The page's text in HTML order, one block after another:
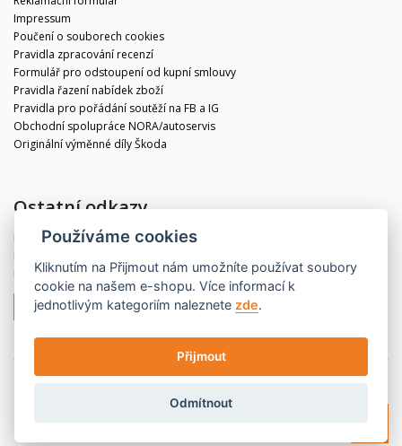
Impressum
Poučení o souborech cookies
Pravidla zpracování recenzí
Formulář pro odstoupení od kupní smlouvy
Pravidla řazení nabídek zboží
Pravidla pro pořádání soutěží na FB a IG
Obchodní spolupráce NORA/autoservis
Originální výměnné díly Škoda
Ostatní odkazy
Blog
Partneři
Odstoupit od smlouvy
Používáme cookies
Kliknutím na Přijmout nám umožníte používat soubory
cookie na našem e-shopu. Více informací k
jednotlivým kategoriím naleznete zde.
Přijmout
Odmítnout